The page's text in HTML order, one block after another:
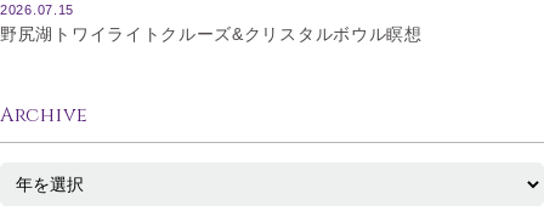
2026.07.15
野尻湖トワイライトクルーズ&クリスタルボウル瞑想
Archive